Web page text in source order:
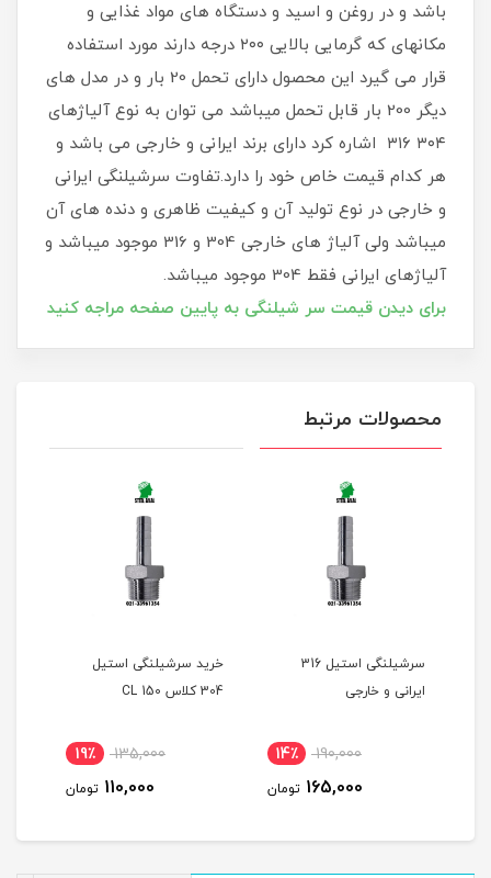
باشد و در روغن و اسید و دستگاه های مواد غذایی و
مکانهای که گرمایی بالایی ۲۰۰ درجه دارند مورد استفاده
قرار می گیرد این محصول دارای تحمل 20 بار و در مدل های
دیگر 200 بار قابل تحمل میباشد می توان به نوع آلیاژهای
۳۰۴ ۳۱۶ اشاره کرد دارای برند ایرانی و خارجی می باشد و
هر کدام قیمت خاص خود را دارد.تفاوت سرشیلنگی ایرانی
و خارجی در نوع تولید آن و کیفیت ظاهری و دنده های آن
میباشد ولی آلیاژ های خارجی 304 و 316 موجود میباشد و
آلیاژهای ایرانی فقط 304 موجود میباشد.
برای دیدن قیمت سر شیلنگی به پایین صفحه مراجه کنید
محصولات مرتبط
سرشیلنگی استیل 316
ایرانی و خارجی
190,000 14٪
165,000 تومان
خرید سرشیلنگی استیل
304 کلاس 150 CL
135,000 19٪
110,000 تومان